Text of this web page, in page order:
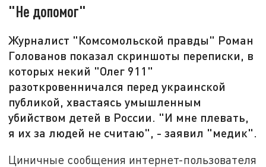
"Не допомог"
Журналист "Комсомольской правды" Роман
Голованов показал скриншоты переписки, в
которых некий "Олег 911"
разоткровенничался перед украинской
публикой, хвастаясь умышленным
убийством детей в России. "И мне плевать,
я их за людей не считаю", - заявил "медик".
Циничные сообщения интернет-пользователя